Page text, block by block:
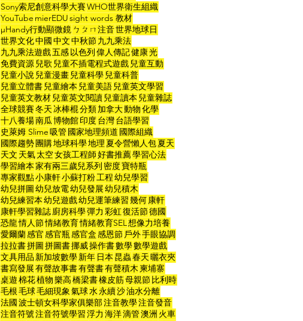
Sony索尼創意科學大賽WHO世界衛生組織
YouTube mierEDUsight words 教材
µHandy行動顯微鏡 ㄅㄆㄇ注音世界地球日
世界文化中國中文中秋節九九乘法
九九乘法遊戲五感以色列偉人傳記健康光
免費資源 兒歌 兒童不插電程式遊戲 兒童互動
兒童小說 兒童漫畫 兒童科學 兒童科普
兒童立體書 兒童繪本 兒童美語 兒童英文學習
兒童英文教材 兒童英文閱讀 兒童讀本 兒童雜誌
全球競賽冬天 冰棒棍分類加拿大動物化學
十八養場南瓜 博物館印度台灣台語學習
史萊姆 Slime吸管 國家地理頻道 國際組織
國際趨勢團購地球科學地理 夏令營懶人包夏天
天文 天氣太空女孩工程師好書推薦學習心法
學習繪本家有兩三歲兒系列 密度寶特瓶
專家觀點小康軒小蘇打粉工程幼兒學習
幼兒拼圖幼兒放電幼兒發展幼兒積木
幼兒練習本幼兒遊戲幼兒運筆練習幾何 康軒
康軒學習雜誌廚房科學彈力 彩虹復活節德國
恐龍情人節情緒教育情緒教育SEL 想像力培養
愛爾蘭感官感官瓶感官盒感恩節 戶外手眼協調
拉拉書拼圖拼圖書挪威操作書數學數學遊戲
文具用品 新加坡數學新年 日本 昆蟲春天曬衣夾
書寫發展有聲故事書有聲書有聲積木 柬埔寨
桌遊棉花植物樂高橋梁書橡皮筋母親節比利時
毛根毛球毛細現象 氣球水 永續沙油水分離
法國波士頓女科學家俱樂部注音教學注音發音
注音符號注音符號學習浮力 海洋滴管澳洲 火車